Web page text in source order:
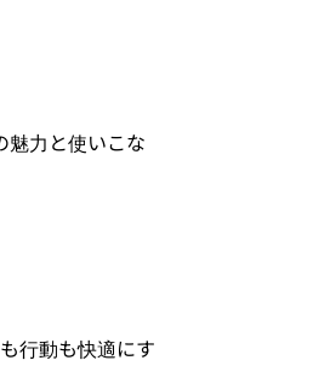
魅力と使いこな
行動も快適にす